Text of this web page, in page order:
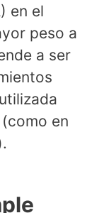
en el
peso a
a ser
en